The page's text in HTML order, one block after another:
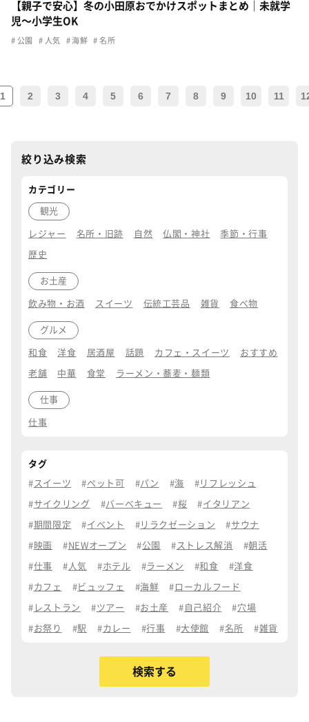
【親子で安心】冬の小田原おでかけスポットまとめ｜未就学
児〜小学生OK
公園 人気 海鮮 名所
1 2 3 4 5 6 7 8 9 10 11
絞り込み検索
カテゴリー
観光
レジャー 名所・旧跡 自然 仏閣・神社 季節・行事
歴史
お土産
飲み物・お酒 スイーツ 伝統工芸品 雑貨 食べ物
グルメ
和食 洋食 居酒屋 話題 カフェ・スイーツ おすすめ
老舗 中華 食堂 ラーメン・蕎麦・麺類
仕事
仕事
タグ
スイーツ ペット可 パン 海 リフレッシュ
サイクリング バーベキュー 桜 イタリアン
期間限定 イベント リラクゼーション サウナ
映画 NEWオープン 公園 ストレス解消 朝活
仕事 人気 ホテル ラーメン 和食 洋食
カフェ ビュッフェ 海鮮 ローカルフード
レストラン ツアー お土産 自己紹介 穴場
お祭り 駅 カレー 行事 大使館 名所 雑貨